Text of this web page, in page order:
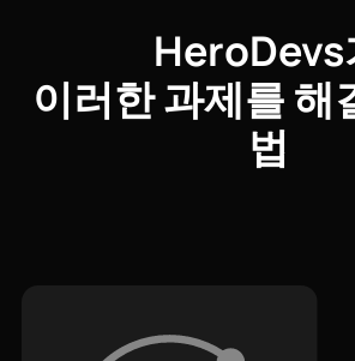
HeroDevs
이러한 과제를 해
법